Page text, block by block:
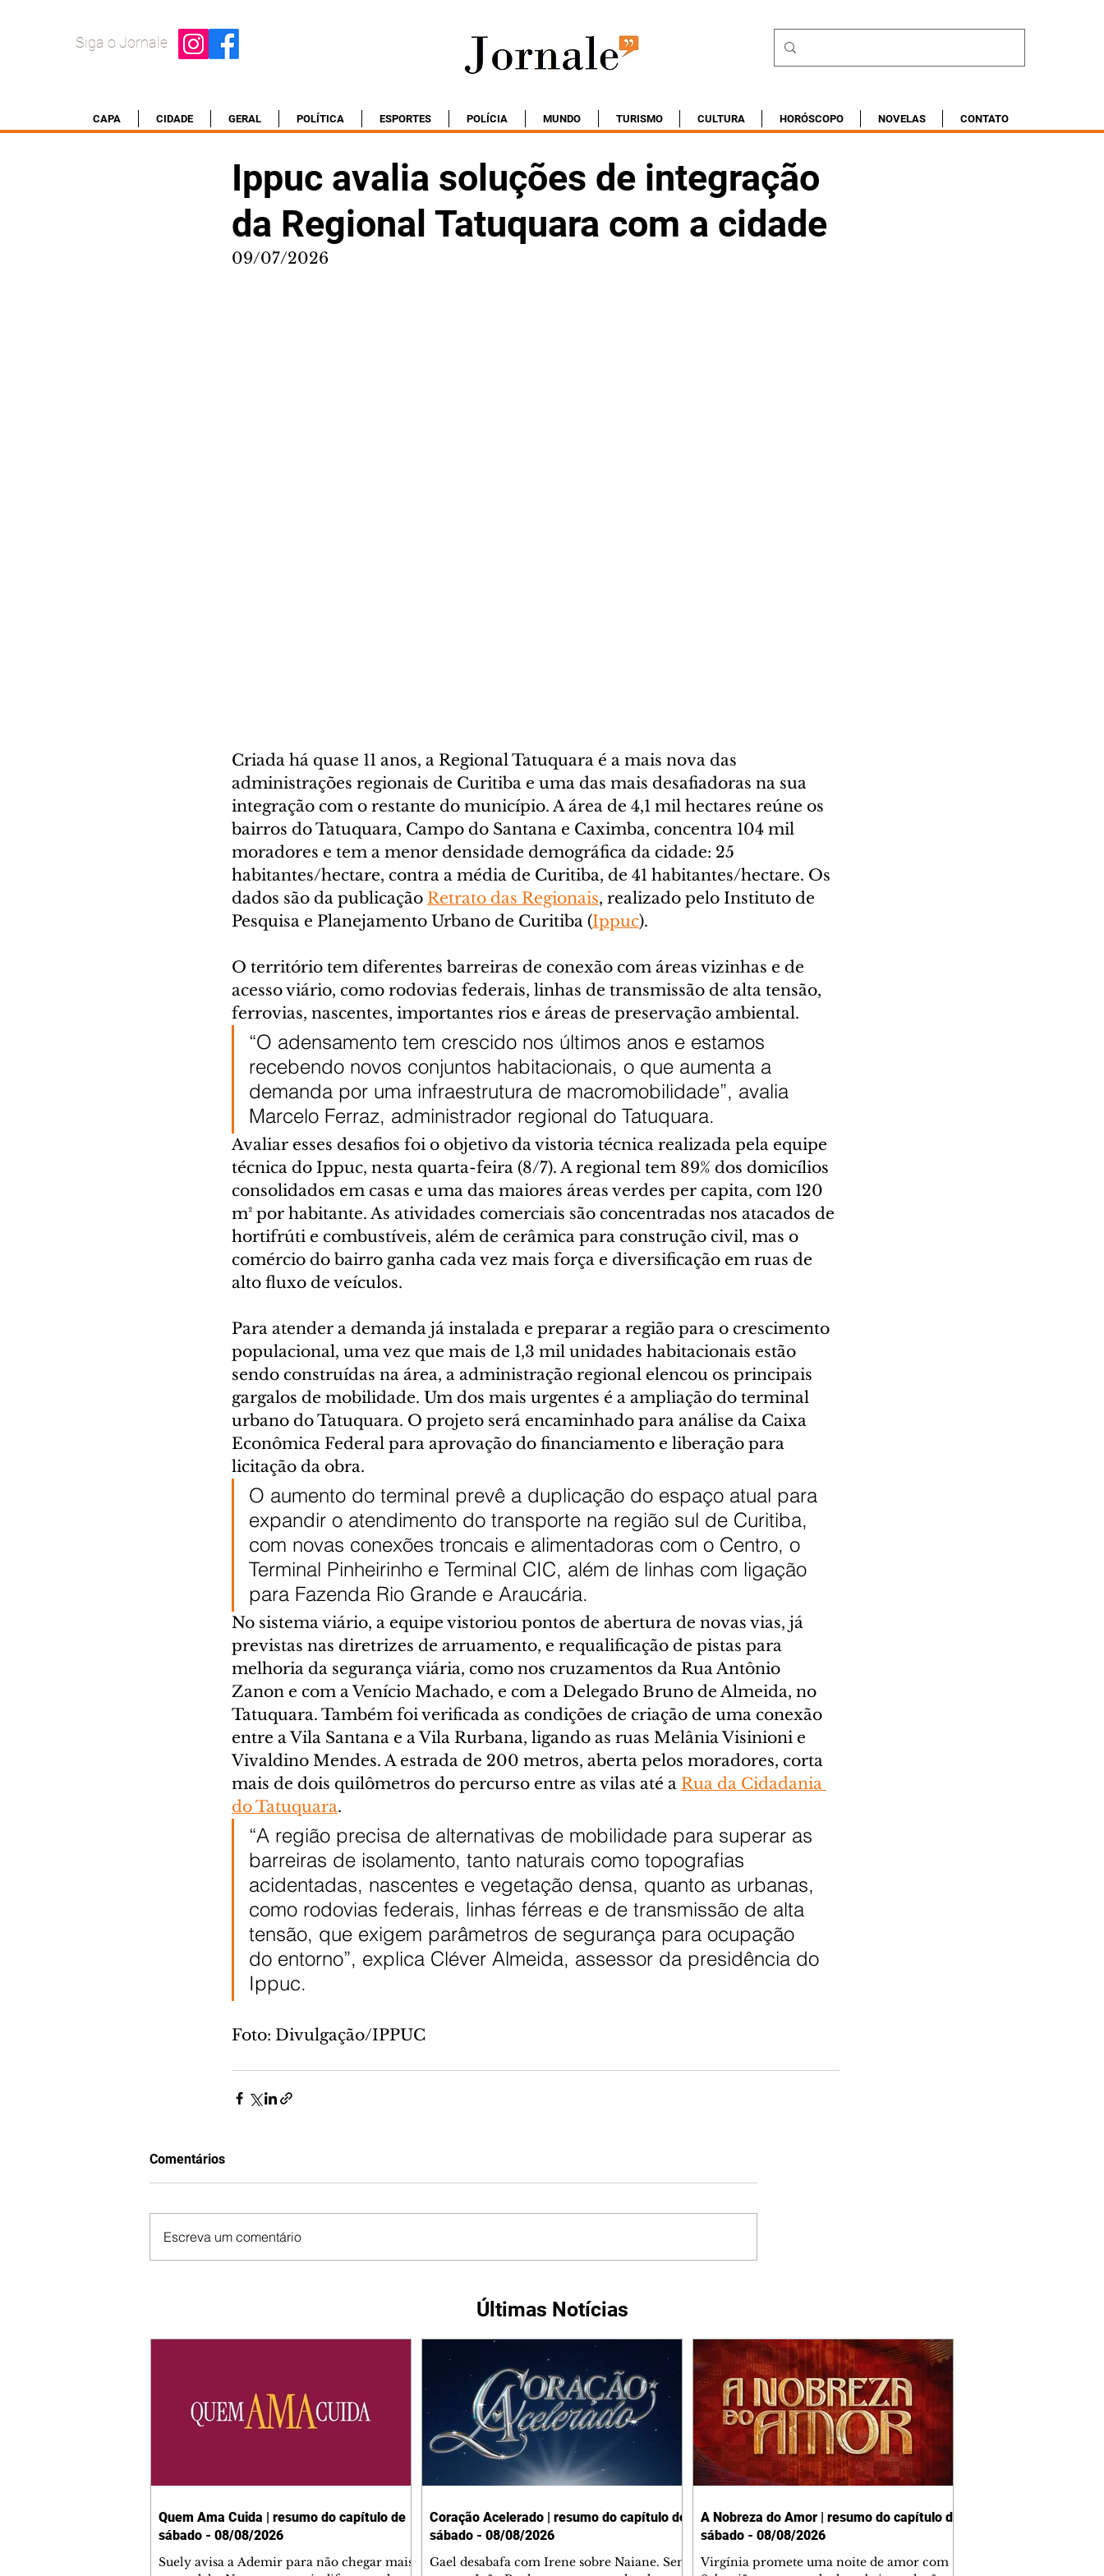
Siga o Jornale
CAPA CIDADE GERAL POLÍTICA ESPORTES POLÍCIA MUNDO TURISMO CULTURA HORÓSCOPO NOVELAS CONTATO
Ippuc avalia soluções de integração
da Regional Tatuquara com a cidade
09/07/2026
Criada há quase 11 anos, a Regional Tatuquara é a mais nova das
administrações regionais de Curitiba e uma das mais desafiadoras na sua
integração com o restante do município. A área de 4,1 mil hectares reúne os
bairros do Tatuquara, Campo do Santana e Caximba, concentra 104 mil
moradores e tem a menor densidade demográfica da cidade: 25
habitantes/hectare, contra a média de Curitiba, de 41 habitantes/hectare. Os
dados são da publicação Retrato das Regionais, realizado pelo Instituto de
Pesquisa e Planejamento Urbano de Curitiba (Ippuc).
O território tem diferentes barreiras de conexão com áreas vizinhas e de
acesso viário, como rodovias federais, linhas de transmissão de alta tensão,
ferrovias, nascentes, importantes rios e áreas de preservação ambiental.
“O adensamento tem crescido nos últimos anos e estamos
recebendo novos conjuntos habitacionais, o que aumenta a
demanda por uma infraestrutura de macromobilidade”, avalia
Marcelo Ferraz, administrador regional do Tatuquara.
Avaliar esses desafios foi o objetivo da vistoria técnica realizada pela equipe
técnica do Ippuc, nesta quarta-feira (8/7). A regional tem 89% dos domicílios
consolidados em casas e uma das maiores áreas verdes per capita, com 120
m² por habitante. As atividades comerciais são concentradas nos atacados de
hortifrúti e combustíveis, além de cerâmica para construção civil, mas o
comércio do bairro ganha cada vez mais força e diversificação em ruas de
alto fluxo de veículos.
Para atender a demanda já instalada e preparar a região para o crescimento
populacional, uma vez que mais de 1,3 mil unidades habitacionais estão
sendo construídas na área, a administração regional elencou os principais
gargalos de mobilidade. Um dos mais urgentes é a ampliação do terminal
urbano do Tatuquara. O projeto será encaminhado para análise da Caixa
Econômica Federal para aprovação do financiamento e liberação para
licitação da obra.
O aumento do terminal prevê a duplicação do espaço atual para
expandir o atendimento do transporte na região sul de Curitiba,
com novas conexões troncais e alimentadoras com o Centro, o
Terminal Pinheirinho e Terminal CIC, além de linhas com ligação
para Fazenda Rio Grande e Araucária.
No sistema viário, a equipe vistoriou pontos de abertura de novas vias, já
previstas nas diretrizes de arruamento, e requalificação de pistas para
melhoria da segurança viária, como nos cruzamentos da Rua Antônio
Zanon e com a Venício Machado, e com a Delegado Bruno de Almeida, no
Tatuquara. Também foi verificada as condições de criação de uma conexão
entre a Vila Santana e a Vila Rurbana, ligando as ruas Melânia Visinioni e
Vivaldino Mendes. A estrada de 200 metros, aberta pelos moradores, corta
mais de dois quilômetros do percurso entre as vilas até a Rua da Cidadania
do Tatuquara.
“A região precisa de alternativas de mobilidade para superar as
barreiras de isolamento, tanto naturais como topografias
acidentadas, nascentes e vegetação densa, quanto as urbanas,
como rodovias federais, linhas férreas e de transmissão de alta
tensão, que exigem parâmetros de segurança para ocupação
do entorno”, explica Cléver Almeida, assessor da presidência do
Ippuc.
Foto: Divulgação/IPPUC
Comentários
Escreva um comentário
Últimas Notícias
Quem Ama Cuida | resumo do capítulo de
sábado - 08/08/2026
Suely avisa a Ademir para não chegar mais
Coração Acelerado | resumo do capítulo de
sábado - 08/08/2026
Gael desabafa com Irene sobre Naiane. Sem
A Nobreza do Amor | resumo do capítulo de
sábado - 08/08/2026
Virgínia promete uma noite de amor com